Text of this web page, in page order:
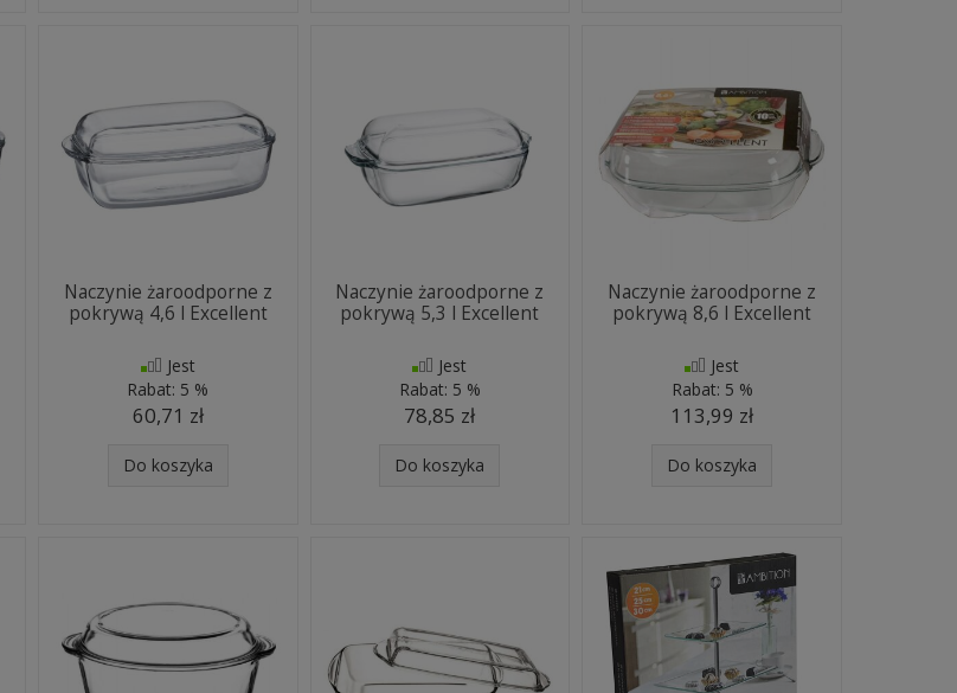
Naczynie żaroodporne z
pokrywą 4,6 l Excellent
Jest
Rabat: 5 %
60,71 zł
Do koszyka
Naczynie żaroodporne z
pokrywą 5,3 l Excellent
Jest
Rabat: 5 %
78,85 zł
Do koszyka
Naczynie żaroodporne z
pokrywą 8,6 l Excellent
Jest
Rabat: 5 %
113,99 zł
Do koszyka